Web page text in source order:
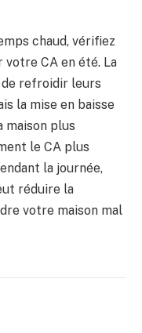
chaud, vérifiez
CA en été. La
de refroidir leurs
la mise en baisse
maison plus
le CA plus
la journée,
réduire la
votre maison mal